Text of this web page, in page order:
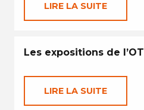
LIRE LA SUITE
Les expositions de l’OT
LIRE LA SUITE